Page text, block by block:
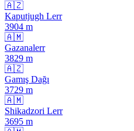
🇦🇿
Kaputjugh Lerr
3904 m
🇦🇲
Gazanalerr
3829 m
🇦🇿
Gamış Dağı
3729 m
🇦🇲
Shikadzori Lerr
3695 m